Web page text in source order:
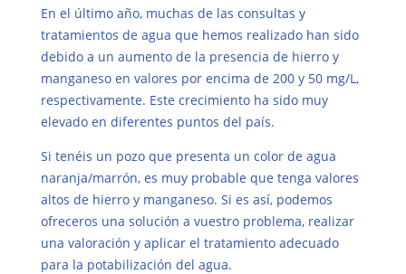
En el último año, muchas de las consultas y
tratamientos de agua que hemos realizado han sido
debido a un aumento de la presencia de hierro y
manganeso en valores por encima de 200 y 50 mg/L,
respectivamente. Este crecimiento ha sido muy
elevado en diferentes puntos del país.
Si tenéis un pozo que presenta un color de agua
naranja/marrón, es muy probable que tenga valores
altos de hierro y manganeso. Si es así, podemos
ofreceros una solución a vuestro problema, realizar
una valoración y aplicar el tratamiento adecuado
para la potabilización del agua.